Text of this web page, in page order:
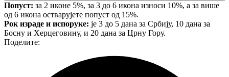
Попуст: за 2 иконе 5%, за 3 до 6 икона износи 10%, а за више
од 6 икона остварујете попуст од 15%.
Рок израде и испоруке: је 3 до 5 дана за Србију, 10 дана за
Босну и Херцеговину, и 20 дана за Црну Гору.
Поделите: